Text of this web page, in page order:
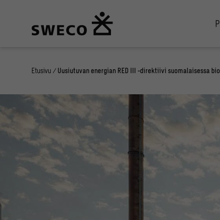
Etusivu / Uusiutuvan energian RED III -direktiivi suomalaisessa